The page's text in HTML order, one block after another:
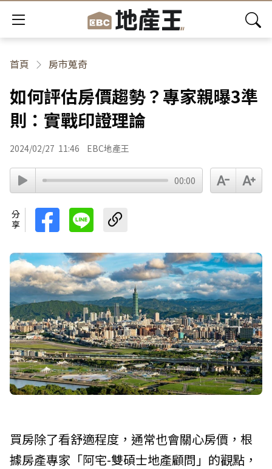
首頁 房市蒐奇
如何評估房價趨勢？專家親曝3準
則：實戰印證理論
2024/02/27 11:46 EBC地產王
00:00
分享
買房除了看舒適程度，通常也會關心房價，根
據房產專家「阿宅-雙碩士地產顧問」的觀點，